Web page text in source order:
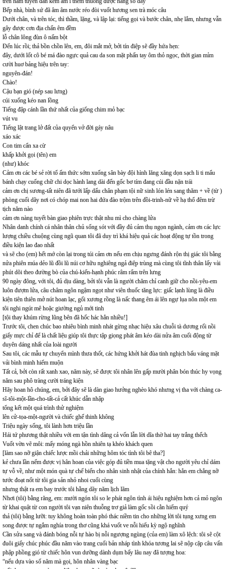
Bếp nhà, bình sứ đã âm âm nước réo đòi vuốt hương sen trà móc câu
Dưới chân, và trên tóc, thì thầm, lặng, và lập lại: tiếng gọi và bước chân, nhẹ lắm, nhưng vẫn
gây được cơn địa chấn êm đềm
lỗ chân lông đùn ô nấm bột
Đến lúc rồi; thả bồn chồn lên, em, đôi mắt mở, bởi tín điệp sẽ đầy hứa hẹn:
đây, dưới lốt cô bé má đào ngực quả cau da son mặt phấn tay ôm thỏ ngọc, thời gian mỉm
cười huơ bảng hiệu trên tay:
nguyên-đán!
Chào!
Cậu bạn gió (nép sau lưng)
cúi xuống kéo nan lồng
Tiếng đập cánh lần thứ nhất của giống chim mỏ bạc
vút vu
Tiếng lật trang lở đất của quyển vở đời gáy nâu
xáo xác
Con tim cẩn xa cừ
khấp khởi gọi (tên) em
(như) khóc
Cảm ơn các bé sẻ rời tổ ấm thức sớm xuống sân bày đội hình lăng xăng dọn sạch li ti mẩu
bánh chạy cuống chữ chi dọc hành lang dài đến gốc bơ tím đang cúi đầu nặn trái
cảm ơn chị sương-tất niên đã tưới lấp dấu chân phạm tội nữ sinh lón lén sang thăm + về (từ )
phòng cuối dãy nơi có chóp mai non hai đứa đào trộm trên đồi-trinh-nữ về hạ thổ đêm trừ
tịch năm nào
cảm ơn nàng tuyết bàn giao phiên trực thật nhu mì cho chàng lửa
Nhân danh chính cá nhân thân chủ sống sót với đầy đủ cảm thụ ngọn ngành, cảm ơn các lực
lượng chiều chuộng cùng ngũ quan tôi đã duy trì khá hiệu quả các hoạt động tự tồn trong
điều kiện lao đao nhất
và sẽ cho (em) hết mớ còn lại trong túi cảm ơn nếu em chịu ngưng đánh rộn thị giác tôi bằng
nửa phiên múa dẻo lũ đồi lũ núi cơ hữu nghiêng ngả điệp trùng mà cùng tôi tĩnh thân lấy vài
phút dõi theo đường bò của chú-kiến-hạnh phúc râm rẩm trên lưng
90 ngày đông, với tôi, đủ dịu dàng, bởi tôi vẫn là người chăm chỉ canh giữ cho nồi-yêu-em
luôn đượm lửa, câu châm ngôn ngậm ngọt như viên thuốc tăng lực: giấc lạnh lùng là điều
kiện tiên thiên mở nút hoan lạc, gối xương rồng là nấc thang êm ái lên ngự lụa nõn một em
tôi nghi ngút mê hoặc giường ngủ mới tinh
[tội thay khúm rừng lũng bên đã hốc hác hẳn nhiều!]
Trước tôi, chen chúc bao nhiêu bình minh nhát gừng nhạc hiệu xâu chuỗi tà dương rối nồi
giấy mực chỉ để là chất liệu giúp tôi thực tập giọng phát âm kéo dài nửa âm cuối động từ
duyên dáng nhất của loài người
Sau tôi, các mẫu tự chuyển mình thưa thốt, các hứng khởi hát đùa tinh nghịch bấu váng mặt
vải bình minh hiếm muộn
Tất cả, bởi còn rất xanh xao, năm này, sẽ được tôi nhân lên gấp mười phân bón thúc hy vọng
năm sau phô tràng cười tráng kiện
Hãy hoan hô chúng, em, bởi đây sẽ là dàn giao hưởng nghèo khó nhưng vị tha với chàng ca-
sĩ-tôi-một-lần-cho-tất-cả cất khúc dẫn nhập
tổng kết một quá trình thử nghiệm
lên cử-tọa-một-người và chiếc ghế thinh không
Triệu ngày sống, tôi lành hơn triệu lần
Hái tứ phương thật nhiều với em tận tình dâng cả vốn lẫn lời dĩa thờ hai tay trắng thếch
Vuốt vờn vẽ môi: mấy móng ngà hồn nhiên tạ khéo khách quen
[làm sao nỡ giận chiếc lược mồi chải những hôm tóc tình tôi bê tha?]
kẻ chưa lần nếm được vị hân hoan của việc góp đủ tiền mua tặng vật cho người yêu chỉ dám
tự vỗ về, như một món quà tự chế biến cho nhân sinh nhật của chính hắn: hẳn em chẳng nỡ
tước đoạt nốt từ tôi gia sản nhỏ nhoi cuối cùng
nhưng thật ra em bay trước tôi hằng dãy năm lịch lãm
Nhơi (tôi) bằng răng, em: mười ngón tôi so le phát ngôn tình ái hiệu nghiệm hơn cả mỏ ngôn
từ khai quật từ con người tôi vạn niên thuỗng trơ giả làm gốc sồi cằn hiếm quý
thả (tôi) bằng lưỡi: tuy không hoàn toàn phó thác niềm tin cho những lời tôi tụng xưng em
song được tự ngắm nghía trong thơ cũng khá vuốt ve nỗi hiếu kỳ ngộ nghĩnh
Cần sửa sang và đánh bóng nỗi tự hào bị nỗi ngượng ngùng (của em) làm xô lệch: tôi sẽ cột
đuôi giấy chúc phúc đầu năm vào trang cuối bản nháp tình khóa tương lai sẽ nộp cặp câu vấn
phập phồng gió từ chiếc hôn vun dưỡng dành dụm bấy lâu nay đã tượng hoa:
“nếu dựa vào số năm mà gọi, hôn nhân vàng bạc